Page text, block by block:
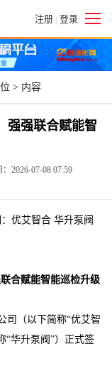
注册 | 登录
> 内容
强强联合赋能智
2026-07-08 07:59
优艾智合 华升泵阀
合赋能智能巡检升级
（以下简称“优艾智
“华升泵阀”）正式签